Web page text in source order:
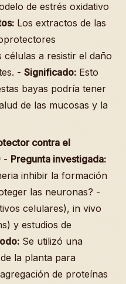
de estrés oxidativo
Los extractos de las
células a resistir el daño
- Significado: Esto
bayas podría tener
de las mucosas y la
contra el
- Pregunta investigada:
inhibir la formación
las neuronas? -
celulares), in vivo
y estudios de
Se utilizó una
la planta para
de proteínas